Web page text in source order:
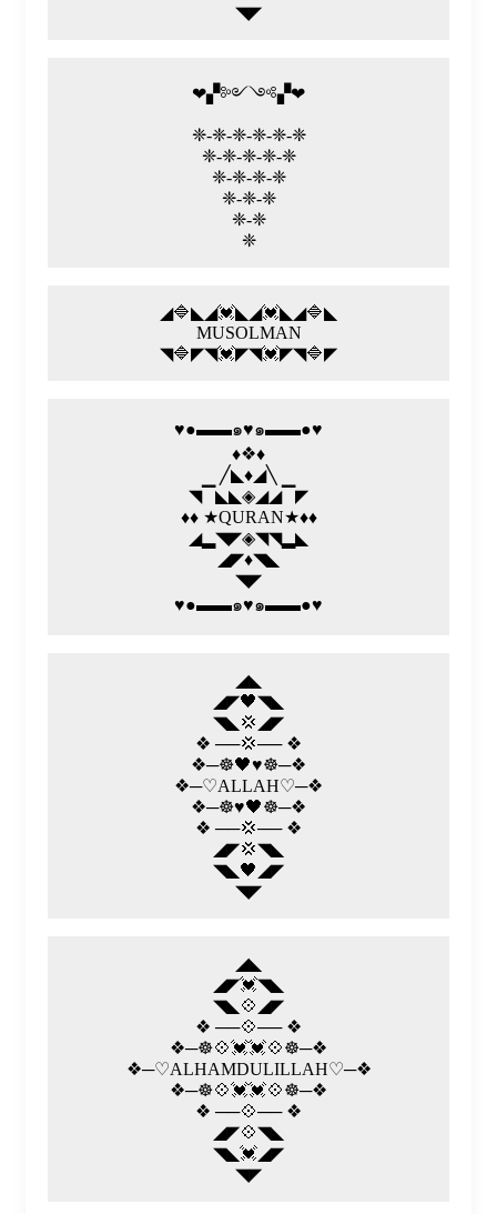
◥◤
❤▞༻༺▞❤
❈-❈-❈-❈-❈-❈
❈-❈-❈-❈-❈
❈-❈-❈-❈
❈-❈-❈
❈-❈
❈
◢🔷◣◢💓◣◢💓◣◢🔷◣
MUSOLMAN
◥🔷◤◥💓◤◥💓◤◥🔷◤
♥️●▬▬๑♥️๑▬▬●♥️
♦️❖♦️
╱◣♦️◢╲
◥▔◣◣◈◢◢▔◤
♦️♦️ ★QURAN★♦️♦️
◢▂◥◤◈◥◥▂◣
◢◤♦️◥◣
◥◤
♥️●▬▬๑♥️๑▬▬●♥️
◢◣
◢◤🖤◥◣
◥◣💢◢◤
❖ ──💢── ❖
❖─☸🖤♥️☸─❖
❖─♡️ALLAH♡️─❖
❖─☸♥️🖤☸─❖
❖ ──💢── ❖
◢◤💢◥◣
◥◣🖤◢◤
◥◤
◢◣
◢◤💓◥◣
◥◣💠◢◤
❖ ──💠── ❖
❖─☸💠💓💓💠☸─❖
❖─♡️ALHAMDULILLAH♡️─❖
❖─☸💠💓💓💠☸─❖
❖ ──💠── ❖
◢◤💠◥◣
◥◣💓◢◤
◥◤